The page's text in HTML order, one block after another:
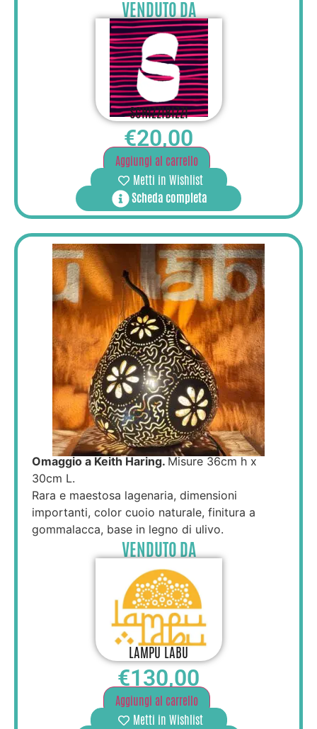
VENDUTO DA
SCHIZZIBIZZI
€20,00
Aggiungi al carrello
Metti in Wishlist
Scheda completa
Omaggio a Keith Haring. Misure 36cm h x
30cm L.
Rara e maestosa lagenaria, dimensioni
importanti, color cuoio naturale, finitura a
gommalacca, base in legno di ulivo.
VENDUTO DA
LAMPU LABU
€130,00
Aggiungi al carrello
Metti in Wishlist